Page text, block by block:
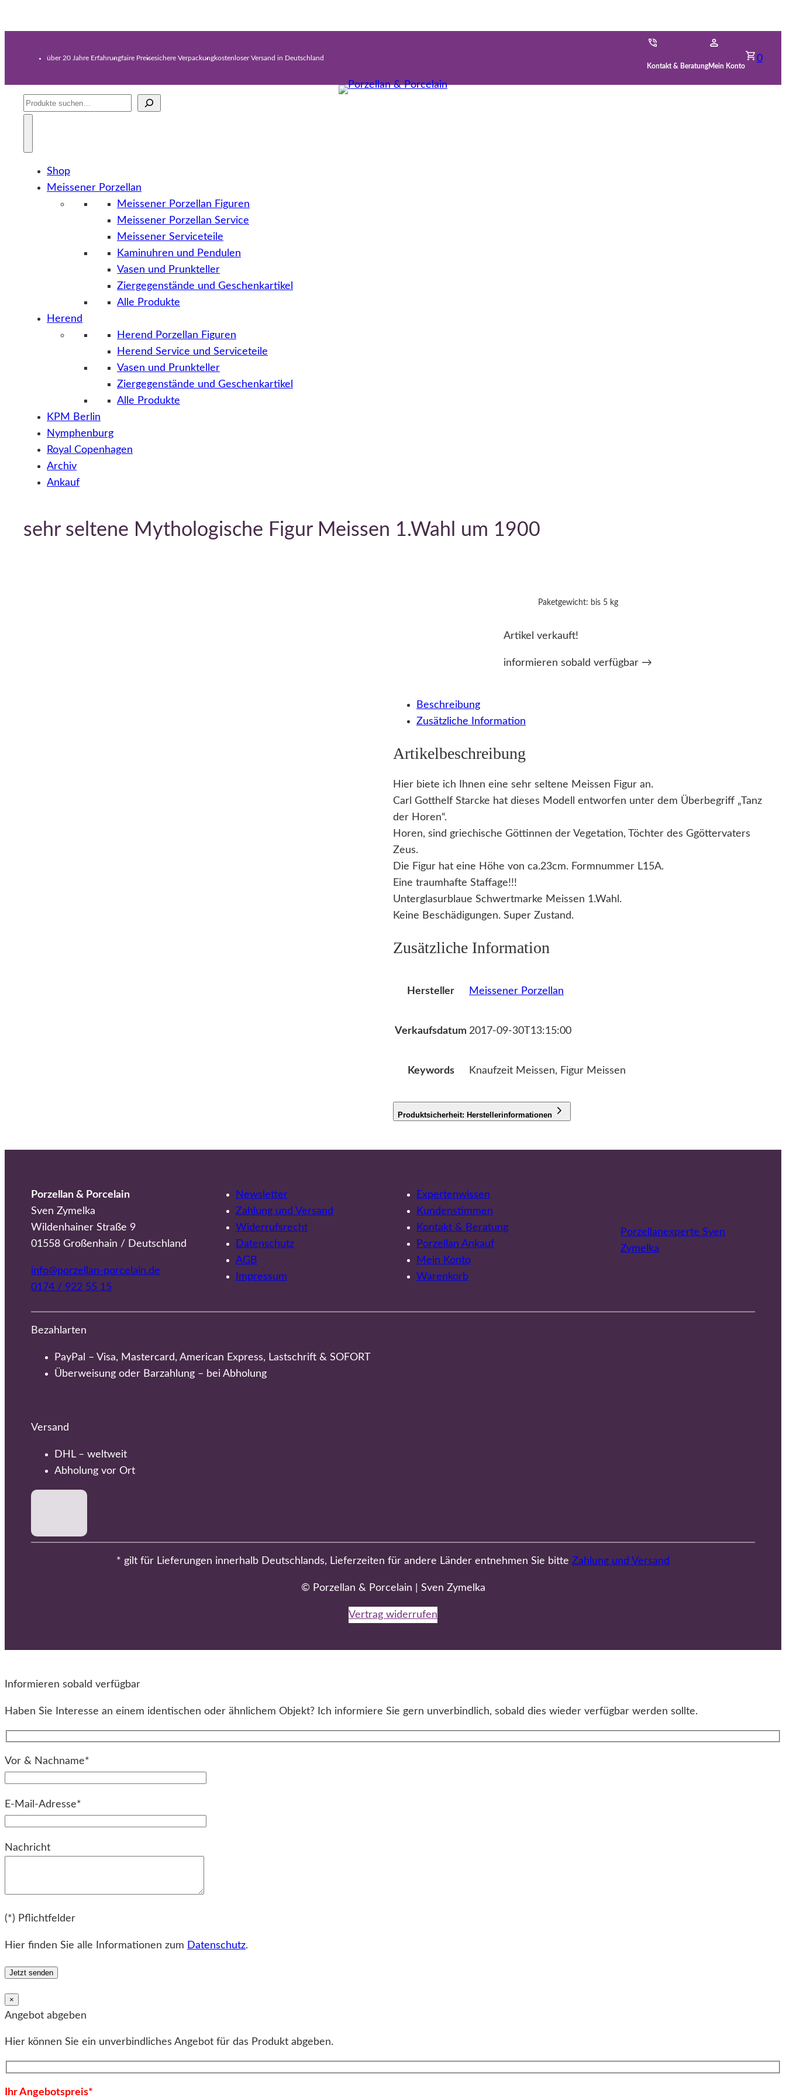
über 20 Jahre Erfahrungfaire Preisesichere Verpackungkostenloser Versand in Deutschland
Kontakt & BeratungMein Konto
0
Suche
Shop
Meissener Porzellan
Meissener Porzellan Figuren
Meissener Porzellan Service
Meissener Serviceteile
Kaminuhren und Pendulen
Vasen und Prunkteller
Ziergegenstände und Geschenkartikel
Alle Produkte
Herend
Herend Porzellan Figuren
Herend Service und Serviceteile
Vasen und Prunkteller
Ziergegenstände und Geschenkartikel
Alle Produkte
KPM Berlin
Nymphenburg
Royal Copenhagen
Archiv
Ankauf
sehr seltene Mythologische Figur Meissen 1.Wahl um 1900
Paketgewicht: bis 5 kg
Artikel verkauft!
informieren sobald verfügbar →
Beschreibung
Zusätzliche Information
Artikelbeschreibung
Hier biete ich Ihnen eine sehr seltene Meissen Figur an.
Carl Gotthelf Starcke hat dieses Modell entworfen unter dem Überbegriff „Tanz
der Horen“.
Horen, sind griechische Göttinnen der Vegetation, Töchter des Ggöttervaters
Zeus.
Die Figur hat eine Höhe von ca.23cm. Formnummer L15A.
Eine traumhafte Staffage!!!
Unterglasurblaue Schwertmarke Meissen 1.Wahl.
Keine Beschädigungen. Super Zustand.
Zusätzliche Information
Hersteller Meissener Porzellan
Verkaufsdatum 2017-09-30T13:15:00
Keywords Knaufzeit Meissen, Figur Meissen
Produktsicherheit: Herstellerinformationen
Porzellan & Porcelain
Sven Zymelka
Wildenhainer Straße 9
01558 Großenhain / Deutschland
info@porzellan-porcelain.de
0174 / 922 55 15
Newsletter
Zahlung und Versand
Widerrufsrecht
Datenschutz
AGB
Impressum
Expertenwissen
Kundenstimmen
Kontakt & Beratung
Porzellan Ankauf
Mein Konto
Warenkorb
Porzellanexperte Sven
Zymelka
Bezahlarten
PayPal – Visa, Mastercard, American Express, Lastschrift & SOFORT
Überweisung oder Barzahlung – bei Abholung
Versand
DHL – weltweit
Abholung vor Ort
* gilt für Lieferungen innerhalb Deutschlands, Lieferzeiten für andere Länder entnehmen Sie bitte Zahlung und Versand
© Porzellan & Porcelain | Sven Zymelka
Vertrag widerrufen
Informieren sobald verfügbar
Haben Sie Interesse an einem identischen oder ähnlichem Objekt? Ich informiere Sie gern unverbindlich, sobald dies wieder verfügbar werden sollte.
Vor & Nachname*
E-Mail-Adresse*
Nachricht
(*) Pflichtfelder
Hier finden Sie alle Informationen zum Datenschutz.
×
Angebot abgeben
Hier können Sie ein unverbindliches Angebot für das Produkt abgeben.
Ihr Angebotspreis*